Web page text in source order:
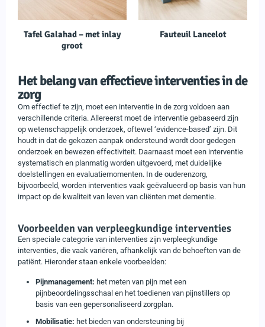
Tafel Galahad – met inlay
groot
Fauteuil Lancelot
Het belang van effectieve interventies in de
zorg
Om effectief te zijn, moet een interventie in de zorg voldoen aan
verschillende criteria. Allereerst moet de interventie gebaseerd zijn
op wetenschappelijk onderzoek, oftewel ‘evidence-based’ zijn. Dit
houdt in dat de gekozen aanpak ondersteund wordt door gedegen
onderzoek en bewezen effectiviteit. Daarnaast moet een interventie
systematisch en planmatig worden uitgevoerd, met duidelijke
doelstellingen en evaluatiemomenten. In de ouderenzorg,
bijvoorbeeld, worden interventies vaak geëvalueerd op basis van hun
impact op de kwaliteit van leven van cliënten met dementie.
Voorbeelden van verpleegkundige interventies
Een speciale categorie van interventies zijn verpleegkundige
interventies, die vaak variëren, afhankelijk van de behoeften van de
patiënt. Hieronder staan enkele voorbeelden:
Pijnmanagement: het meten van pijn met een
pijnbeoordelingsschaal en het toedienen van pijnstillers op
basis van een gepersonaliseerd zorgplan.
Mobilisatie: het bieden van ondersteuning bij